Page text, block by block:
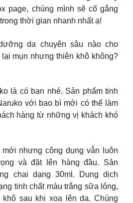
page, chúng mình sẽ cố gắng
thời gian nhanh nhất ạ!
da chuyên sâu nào cho
mụn nhưng thiên khô không?
là có bạn nhé. Sản phẩm tinh
với bao bì mới có thể làm
hàng từ những vị khách khó
nhưng công dụng vẫn luôn
và đặt lên hàng đầu. Sản
chai dạng 30ml. Dung dịch
tinh chất màu trắng sữa lỏng,
sau khi xoa lên da. Chúng